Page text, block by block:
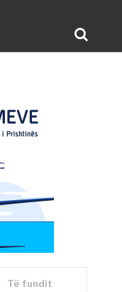
Të fundit